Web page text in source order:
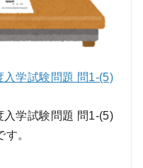
入学試験問題 問1-(5)
入学試験問題 問1-(5)
。